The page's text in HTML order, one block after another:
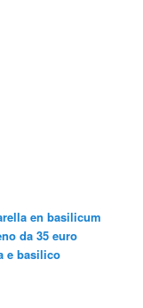
en basilicum
da 35 euro
e basilico